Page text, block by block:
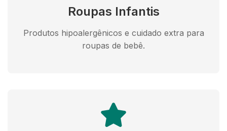
Roupas Infantis
Produtos hipoalergênicos e cuidado extra para
roupas de bebê.